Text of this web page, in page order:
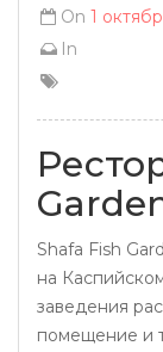
On 1
In
Shafa Fish
на
заведения
помещение и